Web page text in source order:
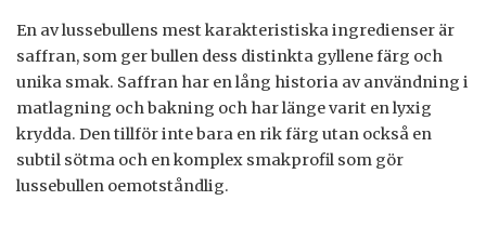
En av lussebullens mest karakteristiska ingredienser är
saffran, som ger bullen dess distinkta gyllene färg och
unika smak. Saffran har en lång historia av användning i
matlagning och bakning och har länge varit en lyxig
krydda. Den tillför inte bara en rik färg utan också en
subtil sötma och en komplex smakprofil som gör
lussebullen oemotståndlig.